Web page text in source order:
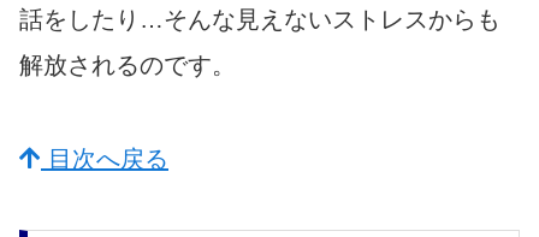
話をしたり…そんな見えないストレスからも
解放されるのです。
目次へ戻る